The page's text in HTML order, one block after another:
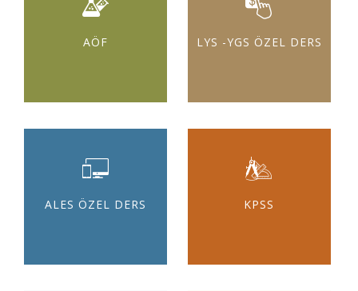
AÖF LYS -YGS ÖZEL DERS
ALES ÖZEL DERS KPSS